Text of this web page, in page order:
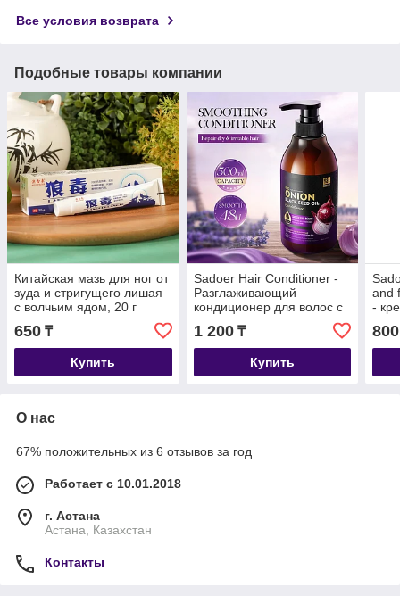
Все условия возврата
Подобные товары компании
Китайская мазь для ног от
зуда и стригущего лишая
с волчьим ядом, 20 г
650 ₸
Купить
Sadoer Hair Conditioner -
Разглаживающий
кондиционер для волос с
маслом черного тмина и
луком 500 мл
1 200₸
Купить
and
-
800
О нас
67% положительных из 6 отзывов за год
Работает с 10.01.2018
г. Астана
Астана, Казахстан
Контакты